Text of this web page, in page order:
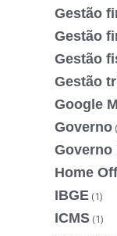
Gestão
Gestão
Gestão
Gestão
Google
Governo
Governo
Home
IBGE (1)
ICMS (1)